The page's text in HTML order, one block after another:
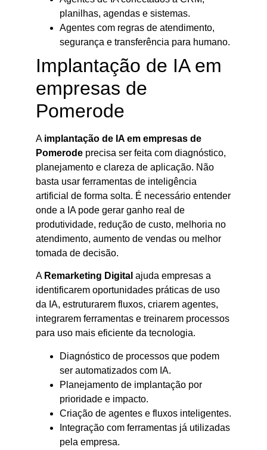
planilhas, agendas e sistemas.
Agentes com regras de atendimento,
segurança e transferência para humano.
Implantação de IA em
empresas de
Pomerode
A implantação de IA em empresas de
Pomerode precisa ser feita com diagnóstico,
planejamento e clareza de aplicação. Não
basta usar ferramentas de inteligência
artificial de forma solta. É necessário entender
onde a IA pode gerar ganho real de
produtividade, redução de custo, melhoria no
atendimento, aumento de vendas ou melhor
tomada de decisão.
A Remarketing Digital ajuda empresas a
identificarem oportunidades práticas de uso
da IA, estruturarem fluxos, criarem agentes,
integrarem ferramentas e treinarem processos
para uso mais eficiente da tecnologia.
Diagnóstico de processos que podem
ser automatizados com IA.
Planejamento de implantação por
prioridade e impacto.
Criação de agentes e fluxos inteligentes.
Integração com ferramentas já utilizadas
pela empresa.